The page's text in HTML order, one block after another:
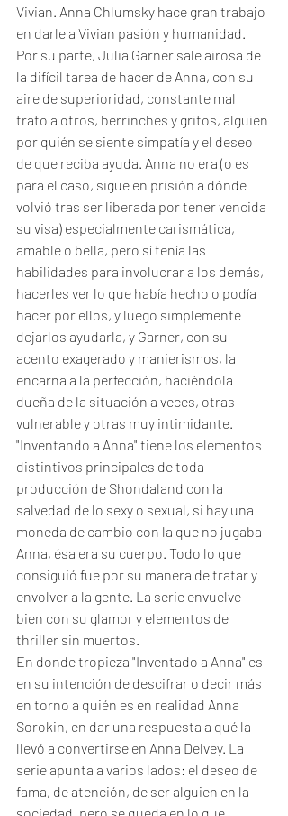
Vivian. Anna Chlumsky hace gran trabajo
en darle a Vivian pasión y humanidad.
Por su parte, Julia Garner sale airosa de
la difícil tarea de hacer de Anna, con su
aire de superioridad, constante mal
trato a otros, berrinches y gritos, alguien
por quién se siente simpatía y el deseo
de que reciba ayuda. Anna no era (o es
para el caso, sigue en prisión a dónde
volvió tras ser liberada por tener vencida
su visa) especialmente carismática,
amable o bella, pero sí tenía las
habilidades para involucrar a los demás,
hacerles ver lo que había hecho o podía
hacer por ellos, y luego simplemente
dejarlos ayudarla, y Garner, con su
acento exagerado y manierismos, la
encarna a la perfección, haciéndola
dueña de la situación a veces, otras
vulnerable y otras muy intimidante.
"Inventando a Anna" tiene los elementos
distintivos principales de toda
producción de Shondaland con la
salvedad de lo sexy o sexual, si hay una
moneda de cambio con la que no jugaba
Anna, ésa era su cuerpo. Todo lo que
consiguió fue por su manera de tratar y
envolver a la gente. La serie envuelve
bien con su glamor y elementos de
thriller sin muertos.
En donde tropieza "Inventado a Anna" es
en su intención de descifrar o decir más
en torno a quién es en realidad Anna
Sorokin, en dar una respuesta a qué la
llevó a convertirse en Anna Delvey. La
serie apunta a varios lados: el deseo de
fama, de atención, de ser alguien en la